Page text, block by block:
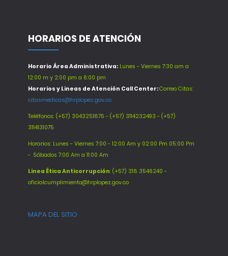
HORARIOS DE ATENCIÓN
Horario Área Administrativa: Lunes - Viernes 7:30 am a
12:00 m y 2:00 pm a 6:00 pm
Horarios y Lineas de Atención Call Center:Correo Citas:
citasmedicas@hrplopez.gov.co
Teléfonos: (+57) 3043251875 - (+57) 3114232493 - (+57)
3114131075
Horarios: Lunes - Viernes 7:00 - 12:00 Am y 02:00 Pm 05:00 Pm
- Sábados 7:00 Am a 11:00 Am
Línea Ética Anticorrupción: (+57) 318 3546240 -
oficialcumplimiento@hrplopez.gov.co
MAPA DEL SITIO